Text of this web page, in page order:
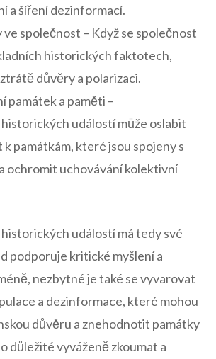
a šíření⁤ dezinformací.
společnost – Když se společnost
historických faktotech,
důvěry a polarizaci.
památek a paměti –
událostí může oslabit
k památkám, které jsou spojeny s
ochromit uchovávání kolektivní
událostí má tedy své
podporuje kritické myšlení a
​nezbytné je také se vyvarovat
a dezinformace, které mohou
důvěru a znehodnotit památky
důležité vyváženě zkoumat a